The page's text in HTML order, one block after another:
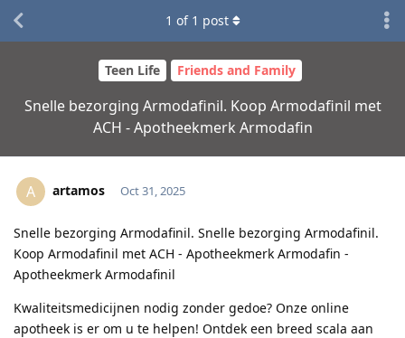
Teen Life Friends and Family
Snelle bezorging Armodafinil. Koop Armodafinil met
ACH - Apotheekmerk Armodafin
1 of 1 post
A artamos Oct 31, 2025
Snelle bezorging Armodafinil. Snelle bezorging Armodafinil.
Koop Armodafinil met ACH - Apotheekmerk Armodafin -
Apotheekmerk Armodafinil
Kwaliteitsmedicijnen nodig zonder gedoe? Onze online
apotheek is er om u te helpen! Ontdek een breed scala aan